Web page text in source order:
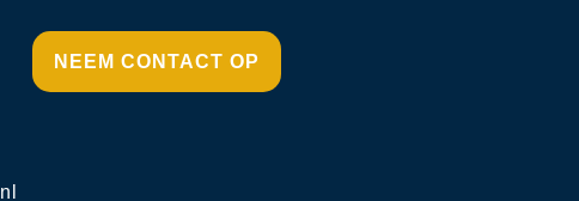
NEEM CONTACT OP